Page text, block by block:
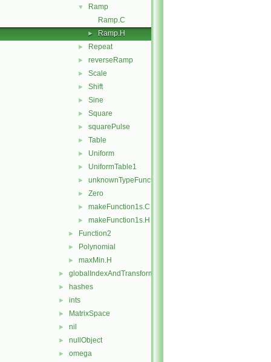
▼
Ramp
Ramp.C
► Ramp.H
► Repeat
► reverseRamp
► Scale
► Shift
► Sine
► Square
► squarePulse
► Table
► Uniform
► UniformTable1
► unknownTypeFunction1
► Zero
► makeFunction1s.C
► makeFunction1s.H
► Function2
► Polynomial
► maxMin.H
► globalIndexAndTransform
► hashes
► ints
► MatrixSpace
► nil
► nullObject
► omega